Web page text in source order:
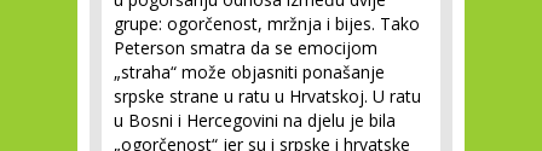
grupe: ogorčenost, mržnja i bijes. Tako
Peterson smatra da se emocijom
„straha“ može objasniti ponašanje
srpske strane u ratu u Hrvatskoj. U ratu
u Bosni i Hercegovini na djelu je bila
„ogorčenost“ jer su i srpske i hrvatske